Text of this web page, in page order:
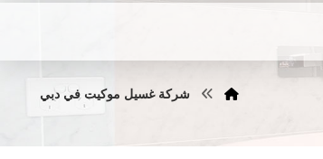
شركة غسيل موكيت في دبي